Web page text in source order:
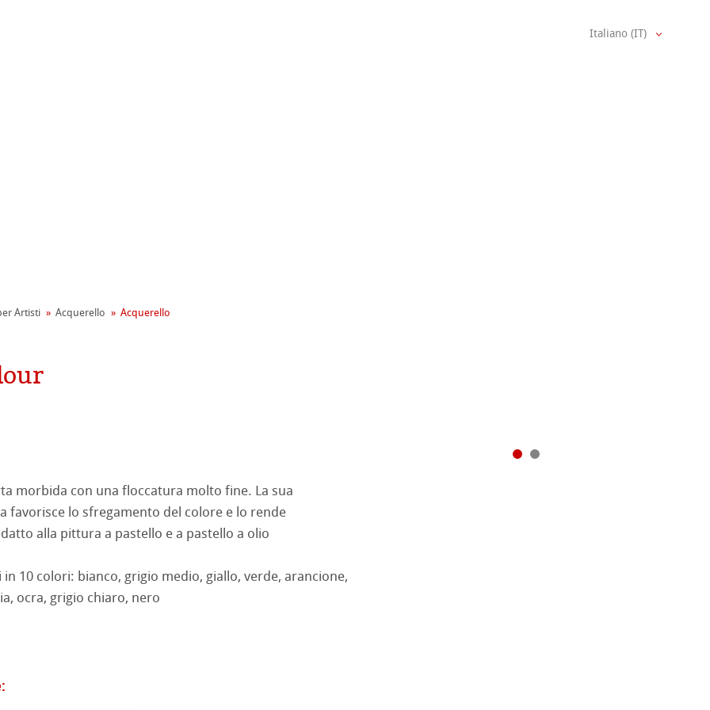
Green Rooster
profiliAlbums
Inkjet
Rag
fatta a mano
Italiano (IT)
Artisti Acquerello Acquerello
morbida con una floccatura molto fine. La sua
favorisce lo sfregamento del colore e lo rende
alla pittura a pastello e a pastello a olio
10 colori: bianco, grigio medio, giallo, verde, arancione,
ocra, grigio chiaro, nero